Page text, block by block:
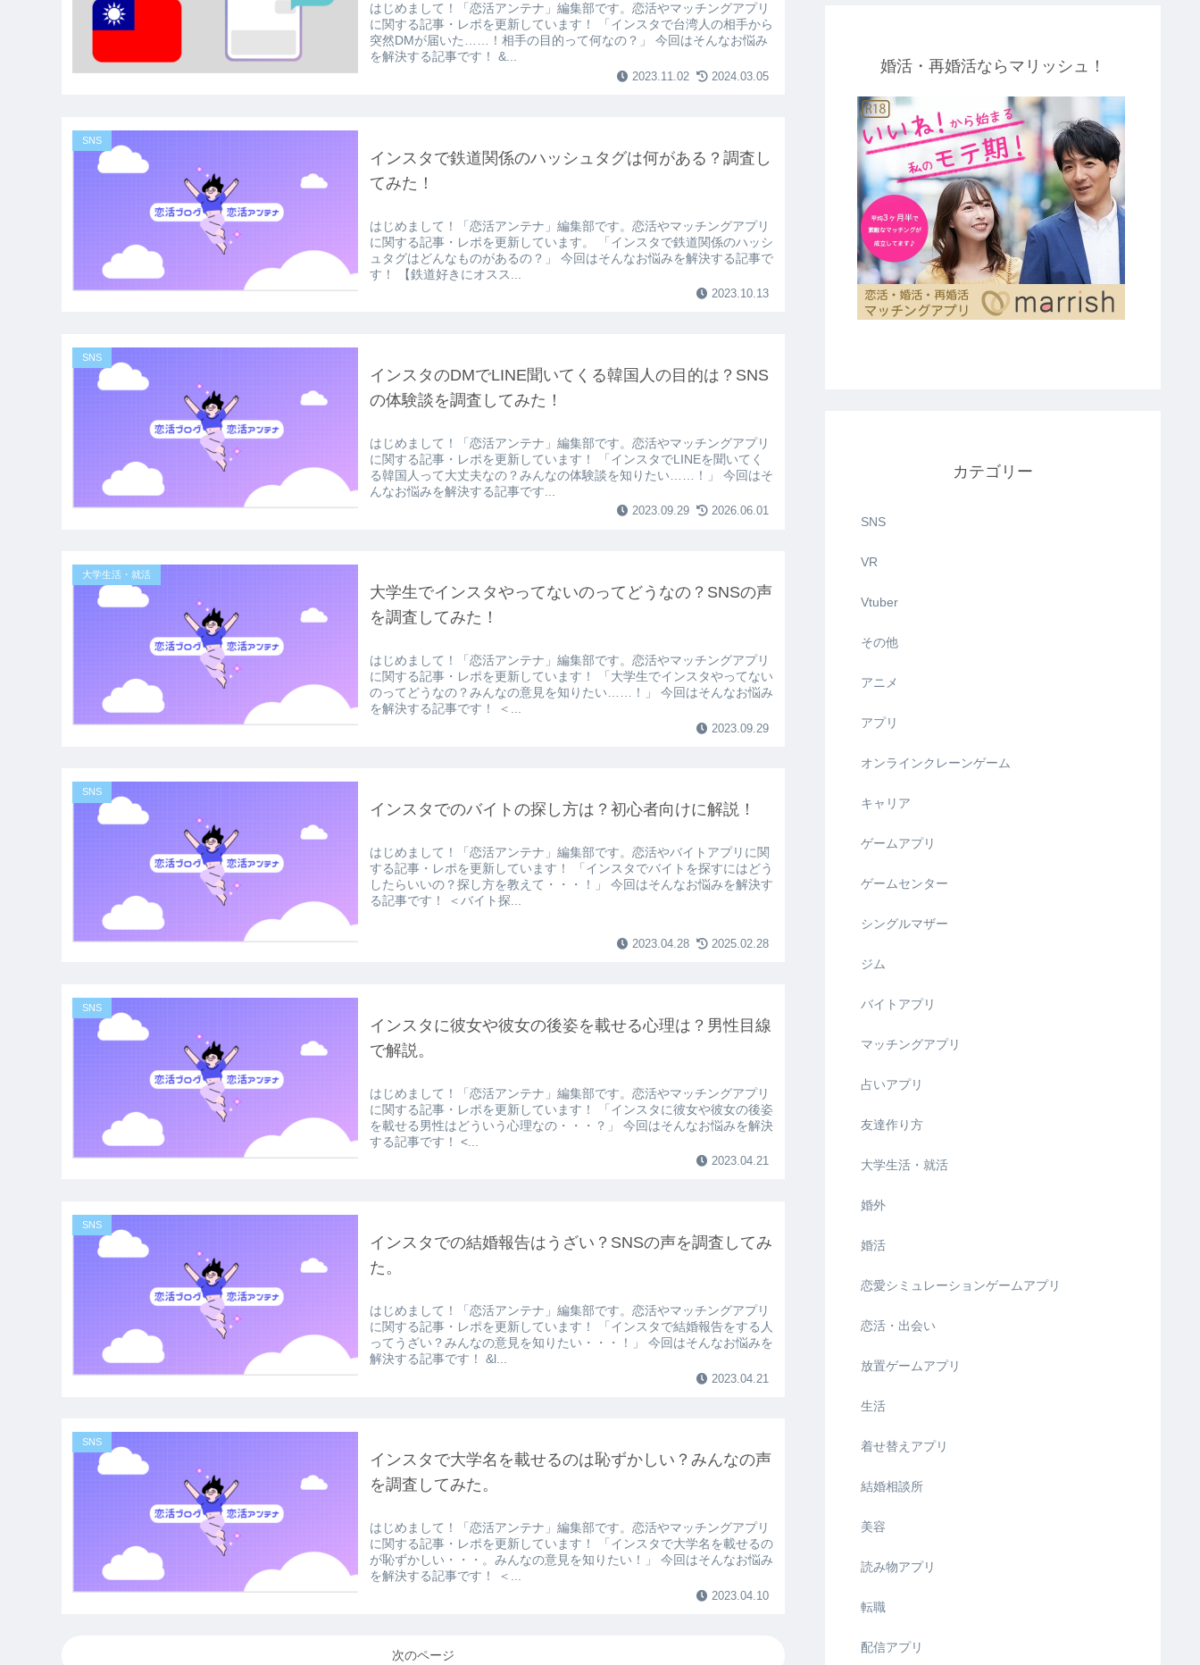
はじめまして！「恋活アンテナ」編集部です。恋活やマッチングアプリ
に関する記事・レポを更新しています！ 「インスタで台湾人の相手から
突然DMが届いた……！相手の目的って何なの？」 今回はそんなお悩み
を解決する記事です！ &...
2023.11.02 2024.03.05
SNS
インスタで鉄道関係のハッシュタグは何がある？調査し
てみた！
はじめまして！「恋活アンテナ」編集部です。恋活やマッチングアプリ
に関する記事・レポを更新しています。 「インスタで鉄道関係のハッシ
ュタグはどんなものがあるの？」 今回はそんなお悩みを解決する記事で
す！ 【鉄道好きにオスス...
2023.10.13
SNS
インスタのDMでLINE聞いてくる韓国人の目的は？SNS
の体験談を調査してみた！
はじめまして！「恋活アンテナ」編集部です。恋活やマッチングアプリ
に関する記事・レポを更新しています！ 「インスタでLINEを聞いてく
る韓国人って大丈夫なの？みんなの体験談を知りたい……！」 今回はそ
んなお悩みを解決する記事です...
2023.09.29 2026.06.01
大学生活・就活
大学生でインスタやってないのってどうなの？SNSの声
を調査してみた！
はじめまして！「恋活アンテナ」編集部です。恋活やマッチングアプリ
に関する記事・レポを更新しています！ 「大学生でインスタやってない
のってどうなの？みんなの意見を知りたい……！」 今回はそんなお悩み
を解決する記事です！ ＜...
2023.09.29
SNS
インスタでのバイトの探し方は？初心者向けに解説！
はじめまして！「恋活アンテナ」編集部です。恋活やバイトアプリに関
する記事・レポを更新しています！ 「インスタでバイトを探すにはどう
したらいいの？探し方を教えて・・・！」 今回はそんなお悩みを解決す
る記事です！ ＜バイト探...
2023.04.28 2025.02.28
SNS
インスタに彼女や彼女の後姿を載せる心理は？男性目線
で解説。
はじめまして！「恋活アンテナ」編集部です。恋活やマッチングアプリ
に関する記事・レポを更新しています！ 「インスタに彼女や彼女の後姿
を載せる男性はどういう心理なの・・・？」 今回はそんなお悩みを解決
する記事です！ <...
2023.04.21
SNS
インスタでの結婚報告はうざい？SNSの声を調査してみ
た。
はじめまして！「恋活アンテナ」編集部です。恋活やマッチングアプリ
に関する記事・レポを更新しています！ 「インスタで結婚報告をする人
ってうざい？みんなの意見を知りたい・・・！」 今回はそんなお悩みを
解決する記事です！ &l...
2023.04.21
SNS
インスタで大学名を載せるのは恥ずかしい？みんなの声
を調査してみた。
はじめまして！「恋活アンテナ」編集部です。恋活やマッチングアプリ
に関する記事・レポを更新しています！ 「インスタで大学名を載せるの
が恥ずかしい・・・。みんなの意見を知りたい！」 今回はそんなお悩み
を解決する記事です！ ＜...
2023.04.10
次のページ
婚活・再婚活ならマリッシュ！
カテゴリー
SNS
VR
Vtuber
その他
アニメ
アプリ
オンラインクレーンゲーム
キャリア
ゲームアプリ
ゲームセンター
シングルマザー
ジム
バイトアプリ
マッチングアプリ
占いアプリ
友達作り方
大学生活・就活
婚外
婚活
恋愛シミュレーションゲームアプリ
恋活・出会い
放置ゲームアプリ
生活
着せ替えアプリ
結婚相談所
美容
読み物アプリ
転職
配信アプリ